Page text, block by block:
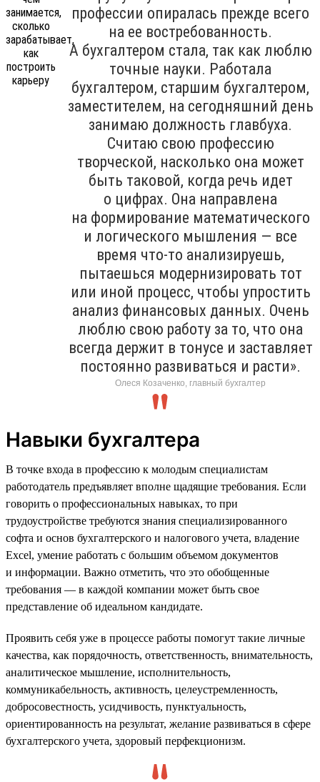
профессии опиралась прежде всего
на ее востребованность.
А бухгалтером стала, так как люблю
точные науки. Работала
бухгалтером, старшим бухгалтером,
заместителем, на сегодняшний день
занимаю должность главбуха.
Считаю свою профессию
творческой, насколько она может
быть таковой, когда речь идет
о цифрах. Она направлена
на формирование математического
и логического мышления — все
время что-то анализируешь,
пытаешься модернизировать тот
или иной процесс, чтобы упростить
анализ финансовых данных. Очень
люблю свою работу за то, что она
всегда держит в тонусе и заставляет
постоянно развиваться и расти».
Олеся Козаченко, главный бухгалтер
Навыки бухгалтера
В точке входа в профессию к молодым специалистам
работодатель предъявляет вполне щадящие требования. Если
говорить о профессиональных навыках, то при
трудоустройстве требуются знания специализированного
софта и основ бухгалтерского и налогового учета, владение
Excel, умение работать с большим объемом документов
и информации. Важно отметить, что это обобщенные
требования — в каждой компании может быть свое
представление об идеальном кандидате.
Проявить себя уже в процессе работы помогут такие личные
качества, как порядочность, ответственность, внимательность,
аналитическое мышление, исполнительность,
коммуникабельность, активность, целеустремленность,
добросовестность, усидчивость, пунктуальность,
ориентированность на результат, желание развиваться в сфере
бухгалтерского учета, здоровый перфекционизм.